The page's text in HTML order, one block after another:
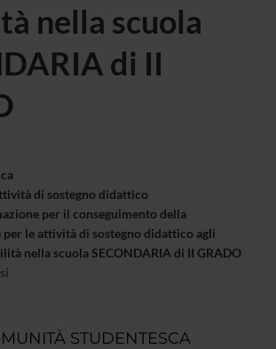
nella scuola
di II
di sostegno didattico
per il conseguimento della
per le attività di sostegno didattico agli
nella scuola SECONDARIA di II GRADO
STUDENTESCA